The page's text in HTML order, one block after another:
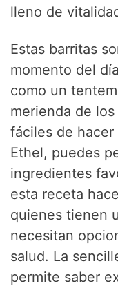
lleno de
Estas barritas
momento del
como un
merienda de
fáciles de
Ethel, puedes
ingredientes
esta receta
quienes tienen
necesitan
salud. La
permite saber